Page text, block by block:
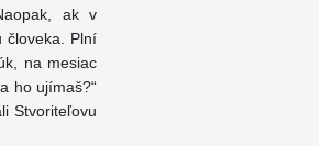
ak v
človeka. Plní
na mesiac
ho ujímaš?“
Stvoriteľovu